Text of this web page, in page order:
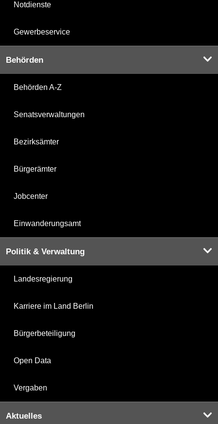
Notdienste
Gewerbeservice
Behörden
Behörden A-Z
Senatsverwaltungen
Bezirksämter
Bürgerämter
Jobcenter
Einwanderungsamt
Politik & Verwaltung
Landesregierung
Karriere im Land Berlin
Bürgerbeteiligung
Open Data
Vergaben
Aktuelles